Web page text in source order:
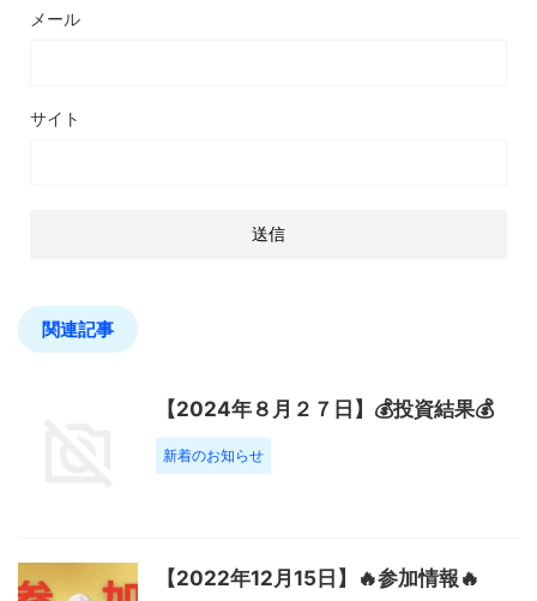
メール
サイト
関連記事
【2024年８月２７日】💰投資結果💰
新着のお知らせ
【2022年12月15日】🔥参加情報🔥